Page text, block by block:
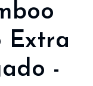
Extra
-